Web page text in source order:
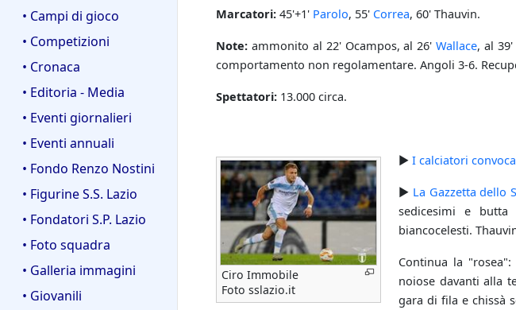
• Campi di gioco
• Competizioni
• Cronaca
• Editoria - Media
• Eventi giornalieri
• Eventi annuali
• Fondo Renzo Nostini
• Figurine S.S. Lazio
• Fondatori S.P. Lazio
• Foto squadra
• Galleria immagini
• Giovanili
Marcatori: 45'+1' Parolo, 55' Correa, 60' Thauvin.
Note: ammonito al 22' Ocampos, al 26'Wallace, al
comportamento non regolamentare. Angoli 3-6.
Spettatori: 13.000 circa.
Ciro Immobile
Foto sslazio.it
►I calciatori
► La Gazzetta dello
sedicesimi e
biancocelesti.
Continua la
noiose davanti alla
gara di fila e chissà